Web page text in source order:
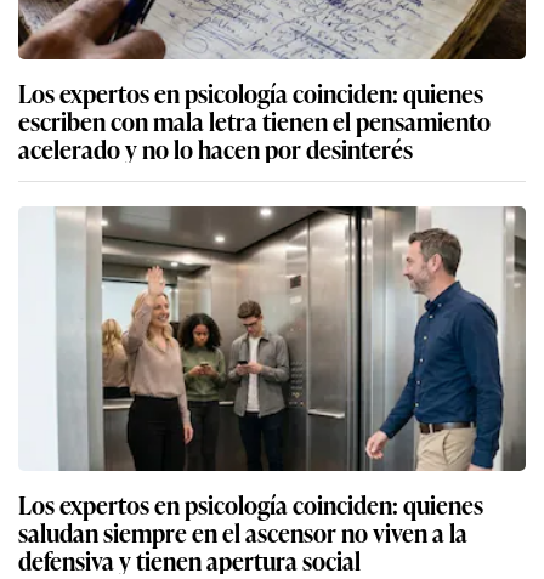
Los expertos en psicología coinciden: quienes
escriben con mala letra tienen el pensamiento
acelerado y no lo hacen por desinterés
Los expertos en psicología coinciden: quienes
saludan siempre en el ascensor no viven a la
defensiva y tienen apertura social